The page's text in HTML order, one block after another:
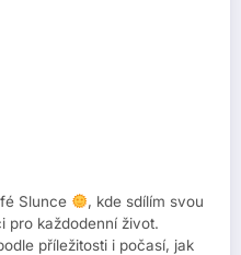
Slunce
, kde sdílím svou
pro každodenní život.
příležitosti i počasí, jak